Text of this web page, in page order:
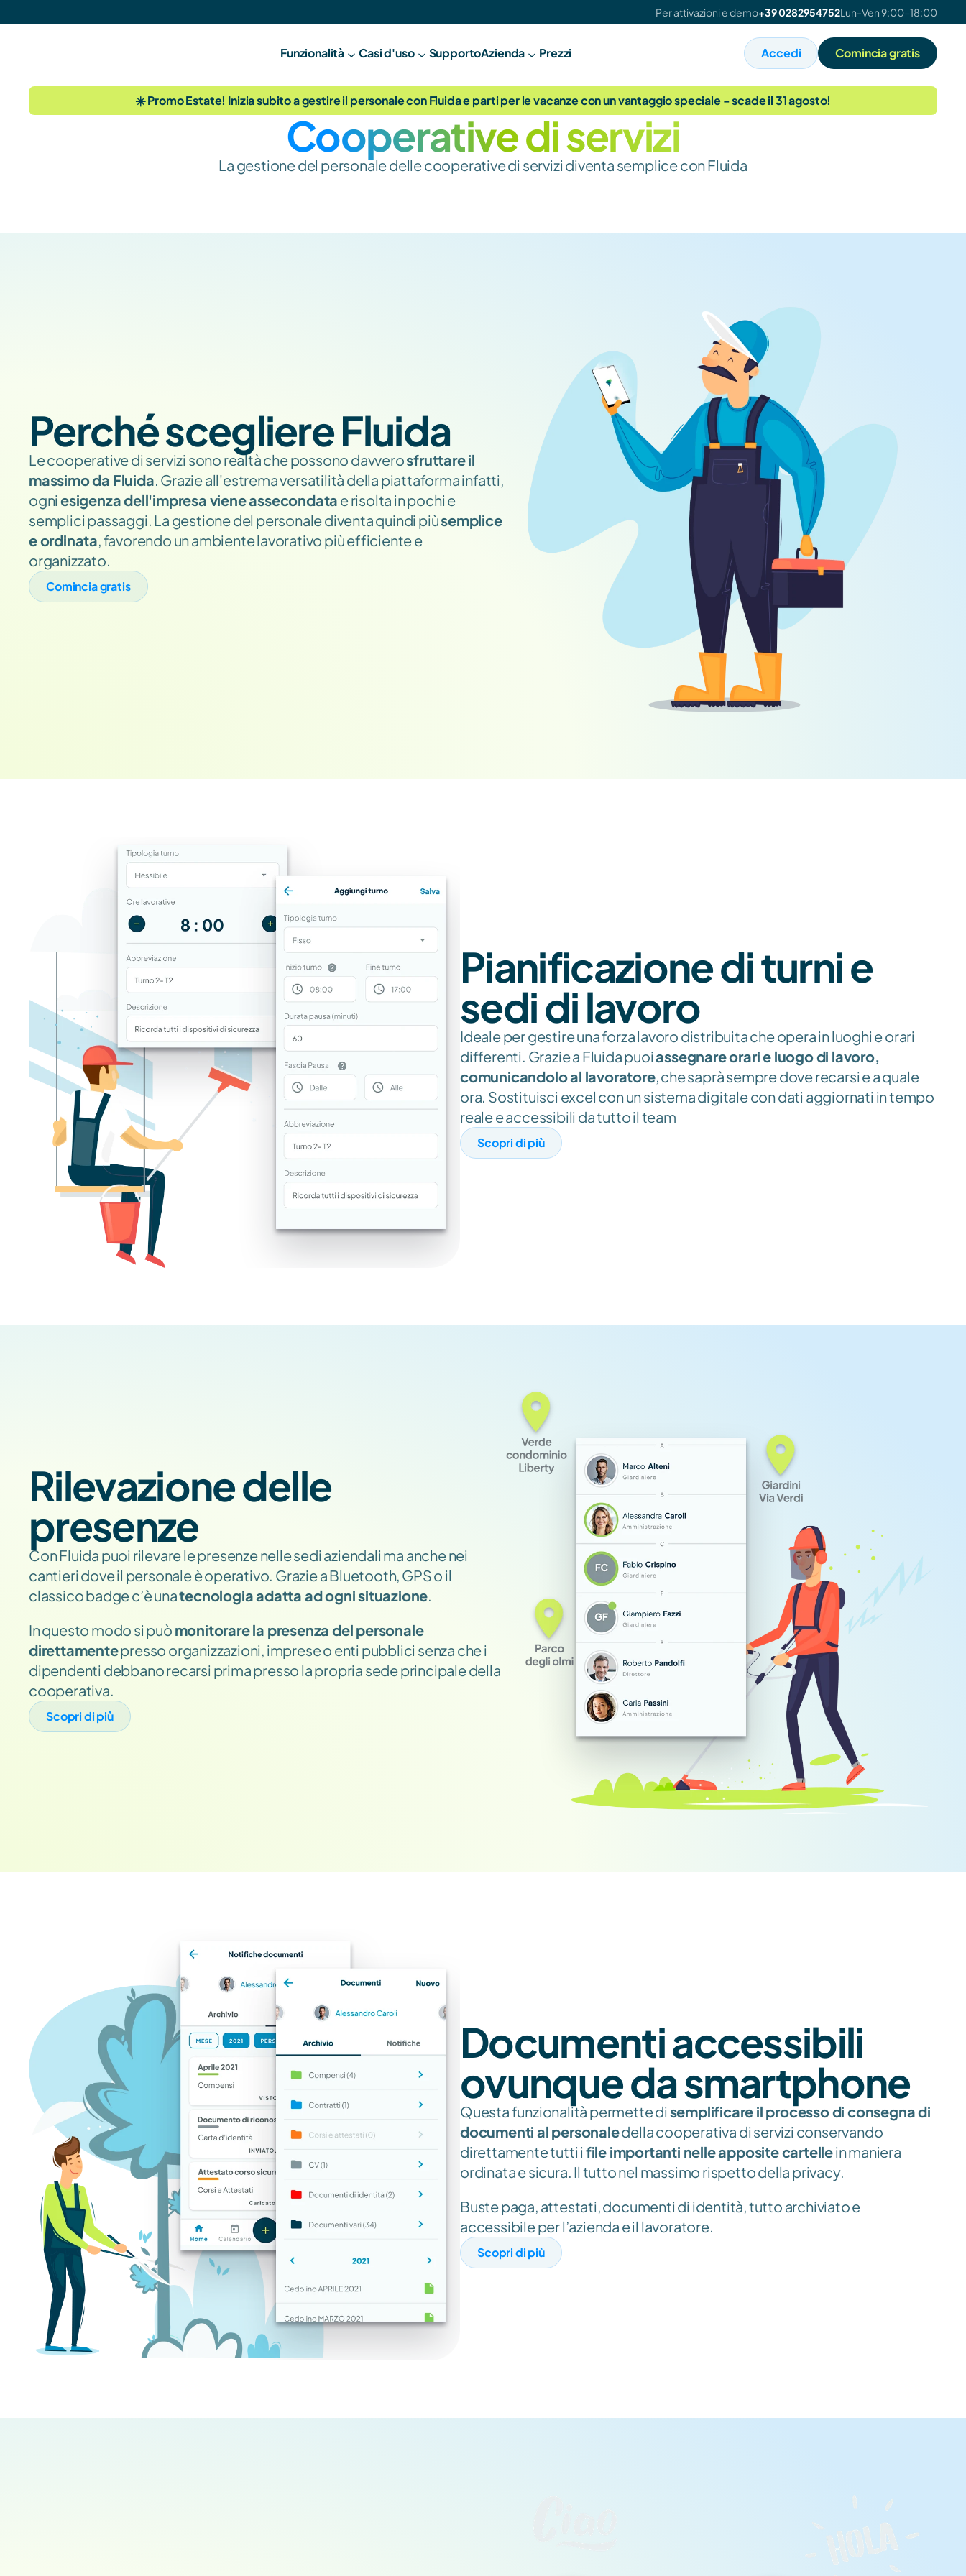
Per attivazioni e demo+39 0282954752Lun-Ven 9:00-18:00
Funzionalità Casi d'uso SupportoAzienda Prezzi Accedi Comincia gratis
☀️ Promo Estate! Inizia subito a gestire il personale con Fluida e parti per le vacanze con un vantaggio speciale - scade il 31 agosto!
Cooperative di servizi
La gestione del personale delle cooperative di servizi diventa semplice con Fluida
Perché scegliere Fluida
Le cooperative di servizi sono realtà che possono davvero sfruttare il
massimo da Fluida. Grazie all'estrema versatilità della piattaforma infatti,
ogni esigenza dell'impresa viene assecondata e risolta in pochi e
semplici passaggi. La gestione del personale diventa quindi più semplice
e ordinata, favorendo un ambiente lavorativo più efficiente e
organizzato.
Comincia gratis
Pianificazione di turni e
sedi di lavoro
Ideale per gestire una forza lavoro distribuita che opera in luoghi e orari
differenti. Grazie a Fluida puoi assegnare orari e luogo di lavoro,
comunicandolo al lavoratore, che saprà sempre dove recarsi e a quale
ora. Sostituisci excel con un sistema digitale con dati aggiornati in tempo
reale e accessibili da tutto il team
Scopri di più
Rilevazione delle
presenze
Con Fluida puoi rilevare le presenze nelle sedi aziendali ma anche nei
cantieri dove il personale è operativo. Grazie a Bluetooth, GPS o il
classico badge c’è una tecnologia adatta ad ogni situazione.
In questo modo si può monitorare la presenza del personale
direttamente presso organizzazioni, imprese o enti pubblici senza che i
dipendenti debbano recarsi prima presso la propria sede principale della
cooperativa.
Scopri di più
Documenti accessibili
ovunque da smartphone
Questa funzionalità permette di semplificare il processo di consegna di
documenti al personale della cooperativa di servizi conservando
direttamente tutti i file importanti nelle apposite cartelle in maniera
ordinata e sicura. Il tutto nel massimo rispetto della privacy.
Buste paga, attestati, documenti di identità, tutto archiviato e
accessibile per l’azienda e il lavoratore.
Scopri di più